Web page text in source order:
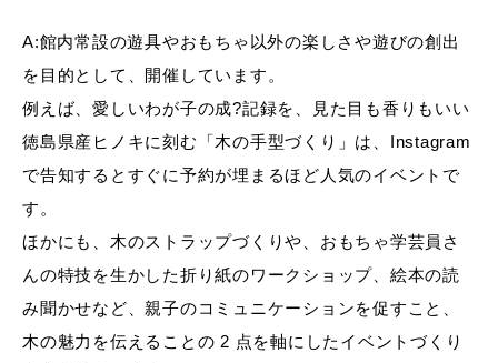
A:館内常設の遊具やおもちゃ以外の楽しさや遊びの創出
を目的として、開催しています。
例えば、愛しいわが子の成?記録を、見た目も香りもいい
徳島県産ヒノキに刻む「木の手型づくり」は、Instagram
で告知するとすぐに予約が埋まるほど人気のイベントで
す。
ほかにも、木のストラップづくりや、おもちゃ学芸員さ
んの特技を生かした折り紙のワークショップ、絵本の読
み聞かせなど、親子のコミュニケーションを促すこと、
木の魅力を伝えることの 2 点を軸にしたイベントづくり